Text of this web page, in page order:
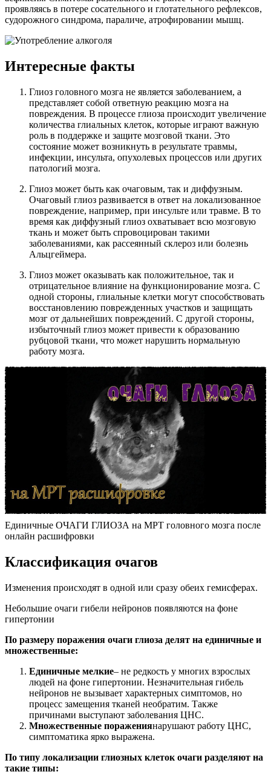
проявляясь в потере сосательного и глотательного рефлексов,
судорожного синдрома, параличе, атрофировании мышц.
Интересные факты
Глиоз головного мозга не является заболеванием, а
представляет собой ответную реакцию мозга на
повреждения. В процессе глиоза происходит увеличение
количества глиальных клеток, которые играют важную
роль в поддержке и защите мозговой ткани. Это
состояние может возникнуть в результате травмы,
инфекции, инсульта, опухолевых процессов или других
патологий мозга.
Глиоз может быть как очаговым, так и диффузным.
Очаговый глиоз развивается в ответ на локализованное
повреждение, например, при инсульте или травме. В то
время как диффузный глиоз охватывает всю мозговую
ткань и может быть спровоцирован такими
заболеваниями, как рассеянный склероз или болезнь
Альцгеймера.
Глиоз может оказывать как положительное, так и
отрицательное влияние на функционирование мозга. С
одной стороны, глиальные клетки могут способствовать
восстановлению поврежденных участков и защищать
мозг от дальнейших повреждений. С другой стороны,
избыточный глиоз может привести к образованию
рубцовой ткани, что может нарушить нормальную
работу мозга.
Единичные ОЧАГИ ГЛИОЗА на МРТ головного мозга после
онлайн расшифровки
Классификация очагов
Изменения происходят в одной или сразу обеих гемисферах.
Небольшие очаги гибели нейронов появляются на фоне
гипертонии
По размеру поражения очаги глиоза делят на единичные и
множественные:
Единичные мелкие– не редкость у многих взрослых
людей на фоне гипертонии. Незначительная гибель
нейронов не вызывает характерных симптомов, но
процесс замещения тканей необратим. Также
причинами выступают заболевания ЦНС.
Множественные поражениянарушают работу ЦНС,
симптоматика ярко выражена.
По типу локализации глиозных клеток очаги разделяют на
такие типы: